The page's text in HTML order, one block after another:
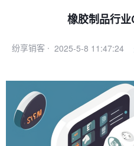
橡胶制品行
纷享销客 · 2025-5-8 11:47:24